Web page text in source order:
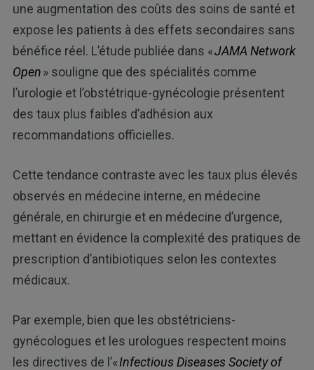
une augmentation des coûts des soins de santé et
expose les patients à des effets secondaires sans
bénéfice réel. L’étude publiée dans «JAMA Network
Open» souligne que des spécialités comme
l’urologie et l’obstétrique-gynécologie présentent
des taux plus faibles d’adhésion aux
recommandations officielles.
Cette tendance contraste avec les taux plus élevés
observés en médecine interne, en médecine
générale, en chirurgie et en médecine d’urgence,
mettant en évidence la complexité des pratiques de
prescription d’antibiotiques selon les contextes
médicaux.
Par exemple, bien que les obstétriciens-
gynécologues et les urologues respectent moins
les directives de l’«Infectious Diseases Society of